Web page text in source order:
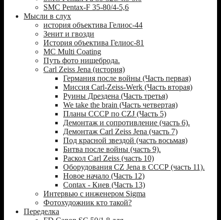
SMC Pentax-F 35-80/4-5,6
Мысли в слух
история объектива Гелиос-44
Зенит и гвозди
История объектива Гелиос-81
MC Multi Coating
Путь фото нищеброда.
Carl Zeiss Jena (история)
Германия после войны (Часть первая)
Миссия Carl-Zeiss-Werk (Часть вторая)
Руины Дрездена (Часть третья)
We take the brain (Часть четвертая)
Планы СССР по CZJ (Часть 5)
Демонтаж и сопротивление (часть 6).
Демонтаж Carl Zeiss Jena (часть 7)
Под красной звездой (часть восьмая)
Битва после войны (часть 9).
Раскол Carl Zeiss (часть 10)
Оборудования CZ Jena в СССР (часть 11).
Новое начало (Часть 12)
Contax - Киев (Часть 13)
Интервью с инженером Sigma
Фотохудожник кто такой?
Переделка